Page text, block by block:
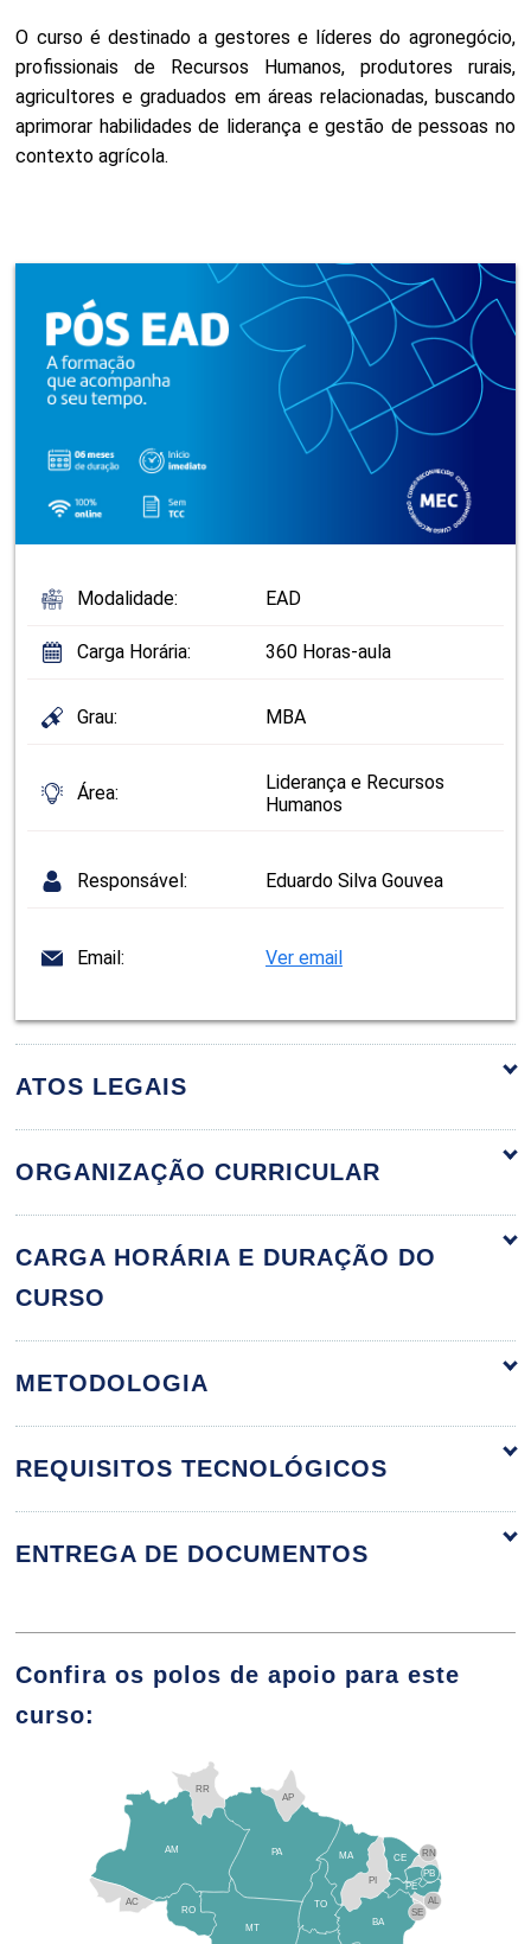
Modalidade: EAD
Carga Horária: 360 Horas-aula
Grau: MBA
Área:
Liderança e Recursos
Humanos
Responsável: Eduardo Silva Gouvea
Email: Ver email
O curso é destinado a gestores e líderes do agronegócio,
profissionais de Recursos Humanos, produtores rurais,
agricultores e graduados em áreas relacionadas, buscando
aprimorar habilidades de liderança e gestão de pessoas no
contexto agrícola.
ATOS LEGAIS
ORGANIZAÇÃO CURRICULAR
60h
Indicadores de Desempenho
10h
Características para
uma Gestão Empresarial Eficaz
CARGA HORÁRIA E DURAÇÃO DO
CURSO
METODOLOGIA
REQUISITOS TECNOLÓGICOS
ENTREGA DE DOCUMENTOS
Confira os polos de apoio para este
curso:
TO
BA
SE
PE
AL
RN
CE
PI
MA
AP
PA
RR
AM
AC
RO
MT
PB